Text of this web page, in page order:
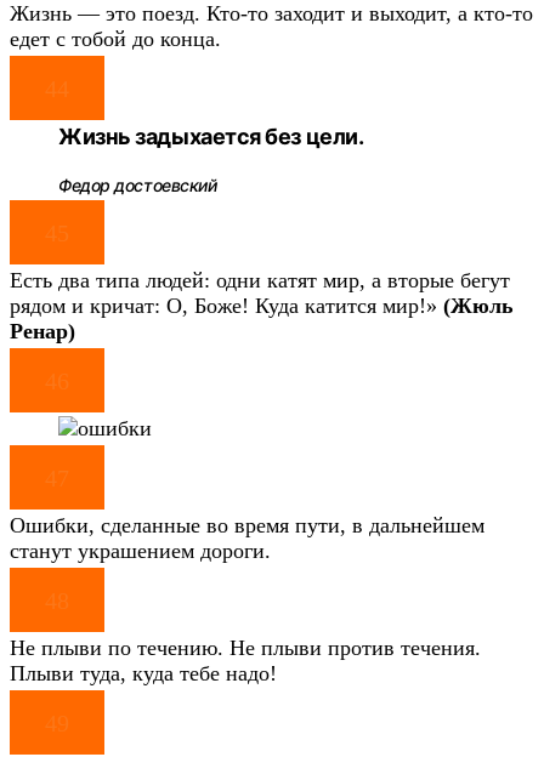
Жизнь — это поезд. Кто-то заходит и выходит, а кто-то
едет с тобой до конца.
44
Жизнь задыхается без цели.
Федор достоевский
45
Есть два типа людей: одни катят мир, а вторые бегут
рядом и кричат: О, Боже! Куда катится мир!» (Жюль
Ренар)
46
47
Ошибки, сделанные во время пути, в дальнейшем
станут украшением дороги.
48
Не плыви по течению. Не плыви против течения.
Плыви туда, куда тебе надо!
49